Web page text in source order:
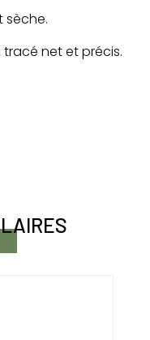
sèche.
net et précis.